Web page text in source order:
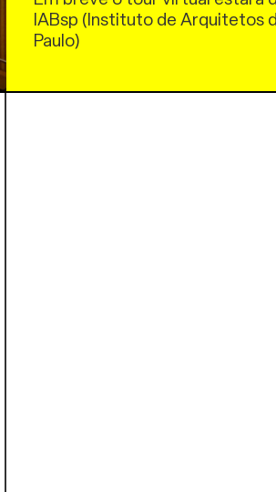
IABsp (Instituto de Arquitetos
Paulo)